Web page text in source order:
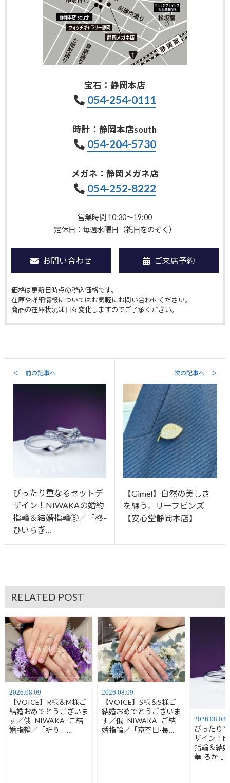
宝石：静岡本店
054-254-0111
時計：静岡本店south
054-204-5730
メガネ：静岡メガネ店
054-252-8222
営業時間 10:30〜19:00
定休日：毎週水曜日（祝日をのぞく）
お問い合わせ ご来店予約
価格は更新日時点の税込価格です。
在庫や詳細情報についてはお気軽にお問い合わせください。
商品の在庫状況は日々変化しますのでご了承ください。
＜ 前の記事へ
ぴったり重なるセットデ
ザイン！NIWAKAの婚約
指輪＆結婚指輪⑧／「柊-
ひいらぎ…
次の記事へ ＞
【Gimel】自然の美しさ
を纏う。リーフピンズ
【安心堂静岡本店】
RELATED POST
2026.08.09
【VOICE】R様＆M様ご
結婚おめでとうございま
す／俄 -NIWAKA- ご結
婚指輪／「祈り」
2026.08.09
【VOICE】S様＆S様ご
結婚おめでとうございま
す／俄 -NIWAKA- ご結
婚指輪／「京杢目-長
2026.08.08
ぴったり
ザイン！
指輪＆結
華-ろか-